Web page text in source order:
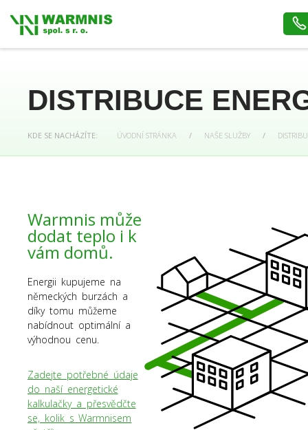
DISTRIBUCE
KDE SE NACHÁZÍTE: ÚVODNÍ STRÁNKA / NAŠE SLUŽBY /
Warmnis může
dodat teplo i k
vám domů.
Energii kupujeme na
německých burzách a
díky tomu můžeme
nabídnout optimální a
výhodnou cenu.
Zadejte potřebné údaje
do naší energetické
kalkulačky a přesvědčte
se, kolik s Warmnisem